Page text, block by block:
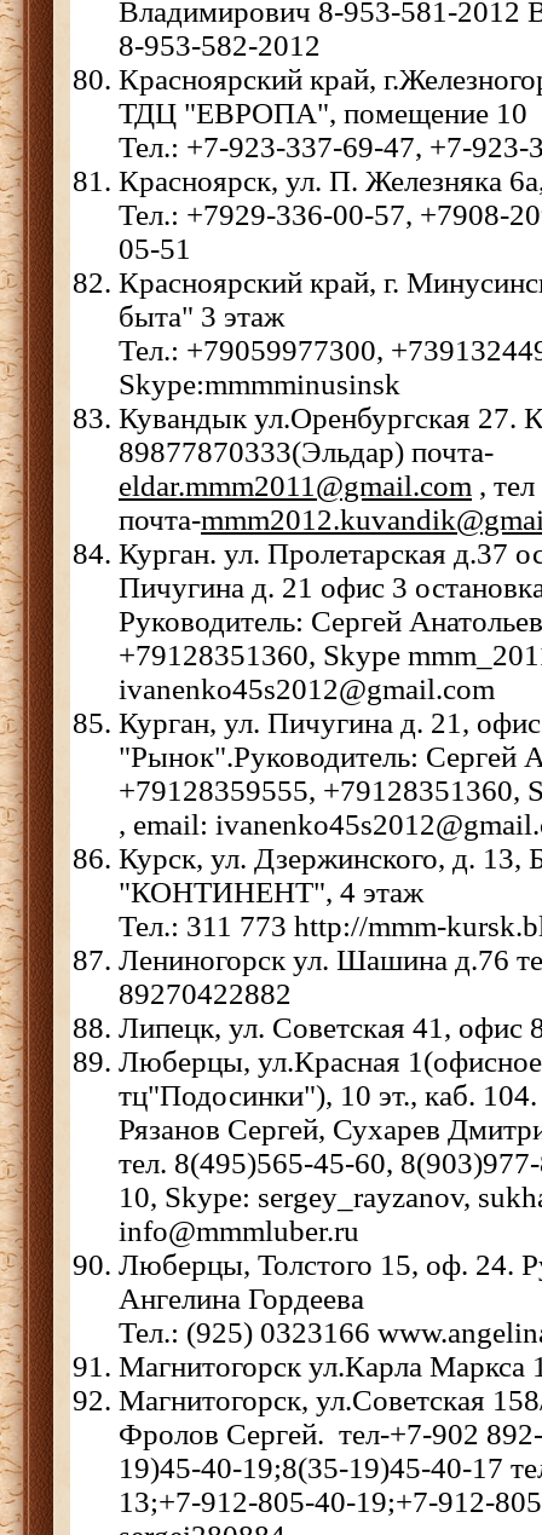
Владимирович 8-953-581-2012
8-953-582-2012
Красноярский край,
ТДЦ "ЕВРОПА", помещение 10
Тел.: +7-923-337-69-47, +7-923-
Красноярск, ул. П. Железняка
Тел.: +7929-336-00-57, +7908-
05-51
Красноярский край, г.
быта" 3 этаж
Тел.: +79059977300,
Skype:mmmminusinsk
Кувандык ул.Оренбургская 27.
89877870333(Эльдар) почта-
eldar.mmm2011@gmail.com ,
почта-
Курган. ул. Пролетарская д.37
Пичугина д. 21 офис 3
Руководитель: Сергей
+79128351360, Skype
ivanenko45s2012@gmail.com
Курган, ул. Пичугина д. 21,
"Рынок".Руководитель: Сергей
+79128359555, +79128351360,
, email:
Курск, ул. Дзержинского, д. 13,
"КОНТИНЕНТ", 4 этаж
Тел.: 311 773 http://mmm-
Лениногорск ул. Шашина д.76
89270422882
Липецк, ул. Советская 41, офис
Люберцы, ул.Красная 1(офисное
тц"Подосинки"), 10 эт., каб.
Рязанов Сергей, Сухарев
тел. 8(495)565-45-60,
10, Skype: sergey_rayzanov,
info@mmmluber.ru
Люберцы, Толстого 15, оф. 24.
Ангелина Гордеева
Тел.: (925) 0323166
Магнитогорск ул.Карла
Магнитогорск, ул.Советская
Фролов Сергей. тел-+7-902
19)45-40-19;8(35-19)45-40-17
13;+7-912-805-40-19;+7-912-